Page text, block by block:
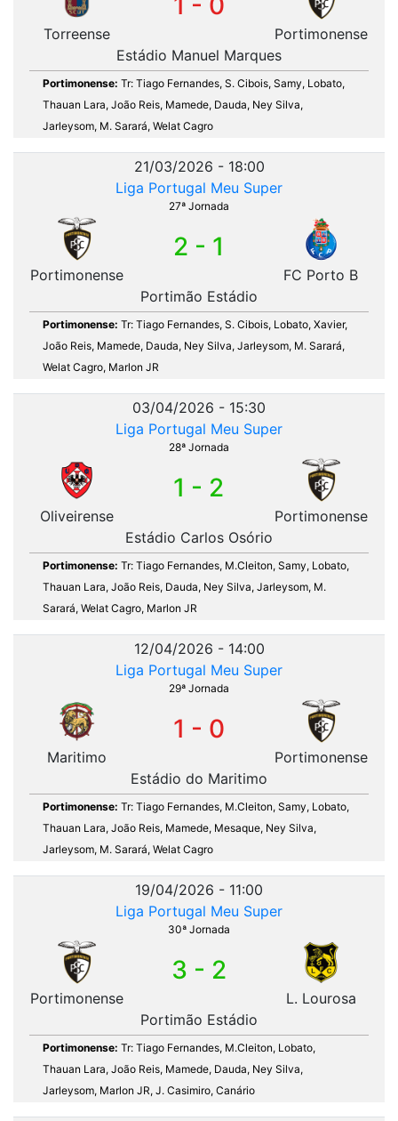
Torreense
Portimonense
Estádio Manuel Marques
Portimonense: Tr: Tiago Fernandes, S. Cibois, Samy, Lobato,
Thauan Lara, João Reis, Mamede, Dauda, Ney Silva,
Jarleysom, M. Sarará, Welat Cagro
21/03/2026 - 18:00
Liga Portugal Meu Super
27ª Jornada
Portimonense
2 - 1
FC Porto B
Portimão Estádio
Portimonense: Tr: Tiago Fernandes, S. Cibois, Lobato, Xavier,
João Reis, Mamede, Dauda, Ney Silva, Jarleysom, M. Sarará,
Welat Cagro, Marlon JR
03/04/2026 - 15:30
Liga Portugal Meu Super
28ª Jornada
Oliveirense
1 - 2
Portimonense
Estádio Carlos Osório
Portimonense: Tr: Tiago Fernandes, M.Cleiton, Samy, Lobato,
Thauan Lara, João Reis, Dauda, Ney Silva, Jarleysom, M.
Sarará, Welat Cagro, Marlon JR
12/04/2026 - 14:00
Liga Portugal Meu Super
29ª Jornada
Maritimo
1 - 0
Portimonense
Estádio do Maritimo
Portimonense: Tr: Tiago Fernandes, M.Cleiton, Samy, Lobato,
Thauan Lara, João Reis, Mamede, Mesaque, Ney Silva,
Jarleysom, M. Sarará, Welat Cagro
19/04/2026 - 11:00
Liga Portugal Meu Super
30ª Jornada
Portimonense
3 - 2
L. Lourosa
Portimão Estádio
Portimonense: Tr: Tiago Fernandes, M.Cleiton, Lobato,
Thauan Lara, João Reis, Mamede, Dauda, Ney Silva,
Jarleysom, Marlon JR, J. Casimiro, Canário